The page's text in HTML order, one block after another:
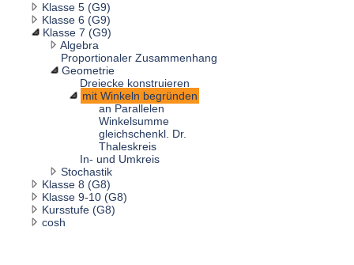
Klasse 5 (G9)
Klasse 6 (G9)
Klasse 7 (G9)
Algebra
Proportionaler Zusammenhang
Geometrie
Dreiecke konstruieren
mit Winkeln begründen
an Parallelen
Winkelsumme
gleichschenkl. Dr.
Thaleskreis
In- und Umkreis
Stochastik
Klasse 8 (G8)
Klasse 9-10 (G8)
Kursstufe (G8)
cosh